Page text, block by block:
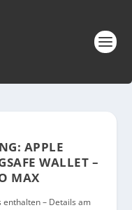
APPLE
WALLET –
MAX
– Details am